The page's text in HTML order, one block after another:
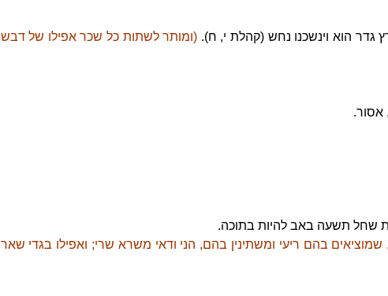
גדר הוא וינשכנו נחש (קהלת י, ח). (ומותר לשתות כל שכר אפילו של דבש
אסור.
שחל תשעה באב להיות בתוכה.
בהם ריעי ומשתינין בהם, הני ודאי משרא שרי; ואפילו בגדי שאר